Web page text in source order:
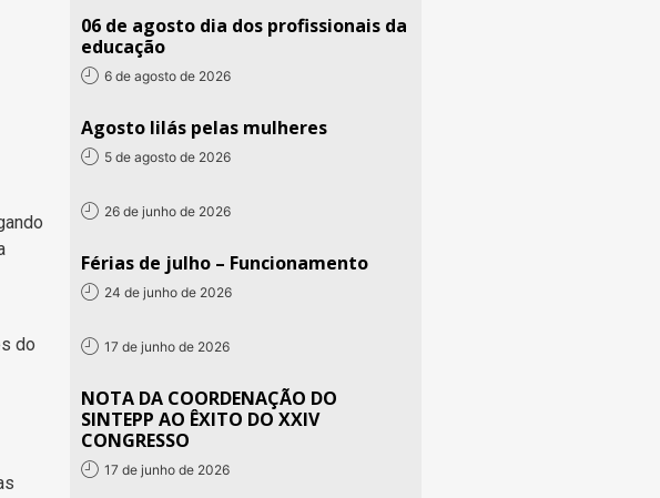
do
06 de agosto dia dos profissionais da
educação
6 de agosto de 2026
Agosto lilás pelas mulheres
5 de agosto de 2026
26 de junho de 2026
Férias de julho – Funcionamento
24 de junho de 2026
17 de junho de 2026
NOTA DA COORDENAÇÃO DO
SINTEPP AO ÊXITO DO XXIV
CONGRESSO
17 de junho de 2026